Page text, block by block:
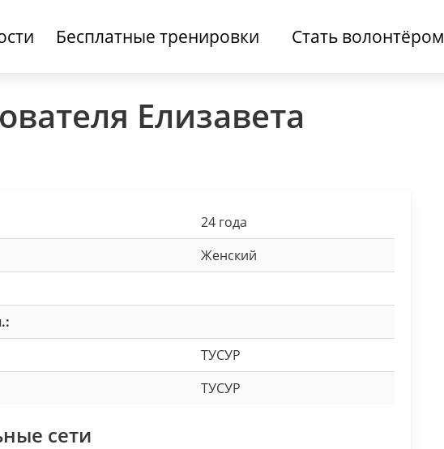
Бесплатные тренировки Стать волонтёром
Елизавета
24 года
Женский
ТУСУР
ТУСУР
сети